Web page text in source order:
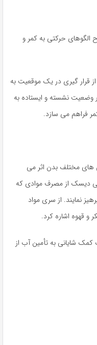
الگوهای حرکتی به کمر و
گیری در یک موقعیت به
وضعیت نشسته و ایستاده به
فراهم می سازد.
مختلف بدن اثر می
دیسک از مصرف موادی که
نمایند. از سری مواد
و قهوه اشاره کرد.
روزانه 8 الی 12 لیوان آب کمک شایانی به تأمین آب از